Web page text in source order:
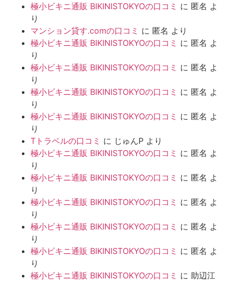
極小ビキニ通販 BIKINISTOKYOの口コミ に 匿名 よ
り
マンション貸す.comの口コミ に 匿名 より
極小ビキニ通販 BIKINISTOKYOの口コミ に 匿名 よ
り
極小ビキニ通販 BIKINISTOKYOの口コミ に 匿名 よ
り
極小ビキニ通販 BIKINISTOKYOの口コミ に 匿名 よ
り
極小ビキニ通販 BIKINISTOKYOの口コミ に 匿名 よ
り
Tトラベルの口コミ に じゅんP より
極小ビキニ通販 BIKINISTOKYOの口コミ に 匿名 よ
り
極小ビキニ通販 BIKINISTOKYOの口コミ に 匿名 よ
り
極小ビキニ通販 BIKINISTOKYOの口コミ に 匿名 よ
り
極小ビキニ通販 BIKINISTOKYOの口コミ に 匿名 よ
り
極小ビキニ通販 BIKINISTOKYOの口コミ に 匿名 よ
り
極小ビキニ通販 BIKINISTOKYOの口コミ に 助辺江